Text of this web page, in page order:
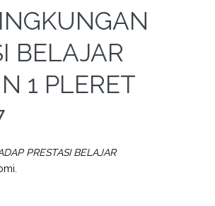
BELAJAR
1 PLERET
PRESTASI BELAJAR